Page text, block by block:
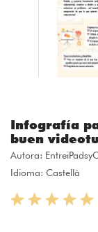
Infografía
buen
Autora:
Idioma: Castellà